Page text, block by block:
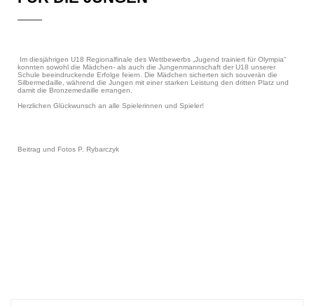
Im diesjährigen U18 Regionalfinale des Wettbewerbs „Jugend trainiert für Olympia“
konnten sowohl die Mädchen- als auch die Jungenmannschaft der U18 unserer
Schule beeindruckende Erfolge feiern. Die Mädchen sicherten sich souverän die
Silbermedaille, während die Jungen mit einer starken Leistung den dritten Platz und
damit die Bronzemedaille errangen.
Herzlichen Glückwunsch an alle Spielerinnen und Spieler!
Beitrag und Fotos P. Rybarczyk